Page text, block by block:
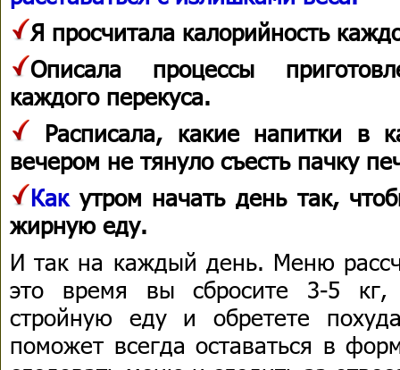
Я просчитала калорийность
Описала процессы
каждого перекуса.
Расписала, какие напитки в
вечером не тянуло съесть пачку
Какутром начать день так,
жирную еду.
И так на каждый день. Меню
это время вы сбросите 3-5 кг,
стройную еду и обретете
поможет всегда оставаться в